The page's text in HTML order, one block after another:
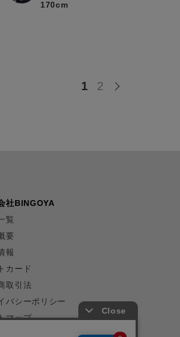
170cm
1 2
社BINGOYA
覧
要
報
カード
取引法
バシーポリシー
マップ